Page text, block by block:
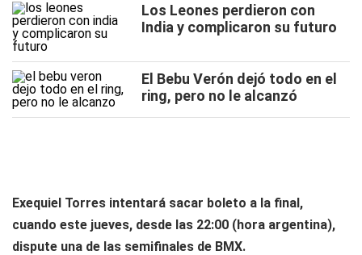
Los Leones perdieron con
India y complicaron su futuro
El Bebu Verón dejó todo en el
ring, pero no le alcanzó
Exequiel Torres intentará sacar boleto a la final,
cuando este jueves, desde las 22:00 (hora argentina),
dispute una de las semifinales de BMX.